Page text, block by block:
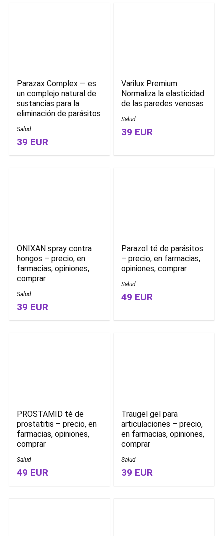
Parazax Complex — es
un complejo natural de
sustancias para la
eliminación de parásitos
Salud
39 EUR
Varilux Premium.
Normaliza la elasticidad
de las paredes venosas
Salud
39 EUR
ONIXAN spray contra
hongos – precio, en
farmacias, opiniones,
comprar
Salud
39 EUR
Parazol té de parásitos
– precio, en farmacias,
opiniones, comprar
Salud
49 EUR
PROSTAMID té de
prostatitis – precio, en
farmacias, opiniones,
comprar
Salud
49 EUR
Traugel gel para
articulaciones – precio,
en farmacias, opiniones,
comprar
Salud
39 EUR